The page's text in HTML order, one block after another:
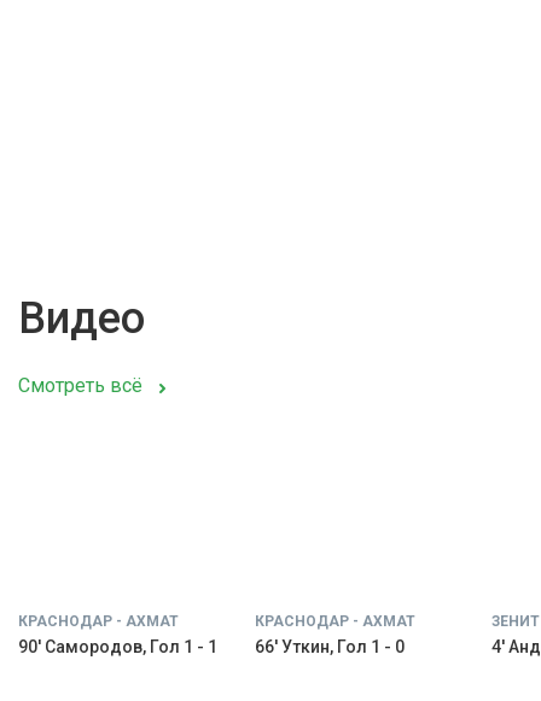
Видео
Смотреть всё
КРАСНОДАР - АХМАТ
90' Самородов, Гол 1 - 1
КРАСНОДАР - АХМАТ
66' Уткин, Гол 1 - 0 4'